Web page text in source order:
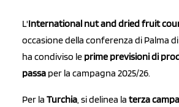
L'International nut and dried fruit
occasione della conferenza di Palma
ha condiviso le prime previsioni di
passa per la campagna 2025/26.
Per la Turchia , si delinea la terza